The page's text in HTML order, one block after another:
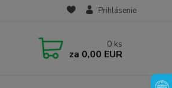
Prihlásenie
0 ks
za 0,00 EUR